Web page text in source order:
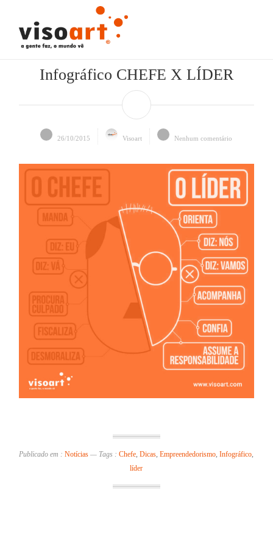
Infográfico CHEFE X LÍDER
26/10/2015 Visoart Nenhum comentário
Publicado em : Notícias — Tags : Chefe,Dicas,Empreendedorismo,Infográfico,
líder